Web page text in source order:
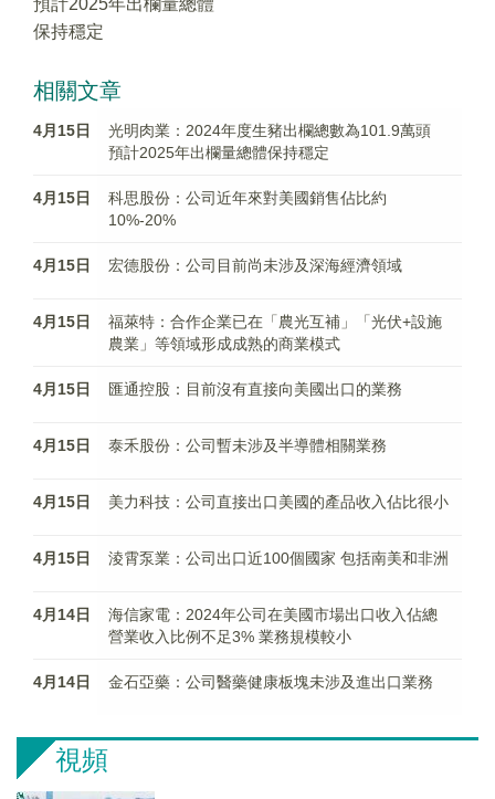
預計2025年出欄量總體
保持穩定
相關文章
4月15日
光明肉業：2024年度生豬出欄總數為101.9萬頭
預計2025年出欄量總體保持穩定
4月15日
科思股份：公司近年來對美國銷售佔比約
10%-20%
4月15日 宏德股份：公司目前尚未涉及深海經濟領域
4月15日
福萊特：合作企業已在「農光互補」「光伏+設施
農業」等領域形成成熟的商業模式
4月15日 匯通控股：目前沒有直接向美國出口的業務
4月15日 泰禾股份：公司暫未涉及半導體相關業務
4月15日 美力科技：公司直接出口美國的產品收入佔比很小
4月15日 淩霄泵業：公司出口近100個國家 包括南美和非洲
4月14日
海信家電：2024年公司在美國市場出口收入佔總
營業收入比例不足3% 業務規模較小
4月14日 金石亞藥：公司醫藥健康板塊未涉及進出口業務
視頻